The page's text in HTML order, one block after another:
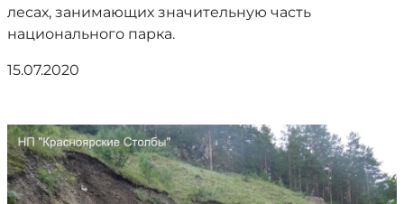
лесах, занимающих значительную часть
национального парка.
15.07.2020